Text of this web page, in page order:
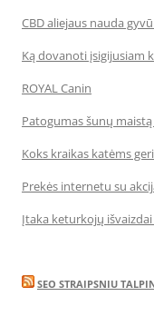
CBD aliejaus nauda
Ką dovanoti įsigijusiam
ROYAL Canin
Patogumas šunų
Koks kraikas katėms
Prekės internetu su
Įtaka keturkojų
SEO STRAIPSNIU